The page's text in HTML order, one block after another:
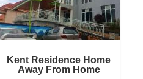
Kent Residence Home
Away From Home
Petit-déjeuner inclus
1 avis